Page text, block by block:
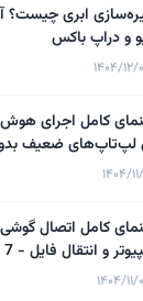
ابری چیست؟
و دراپ باکس
۱۲/۰۲
کامل اجرای
لپ‌تاپ‌های ضعیف
۱۱/۱۱
کامل اتصال گوشی
و انتقال فایل - 7 روش کاربردی
۱۱/۰۹